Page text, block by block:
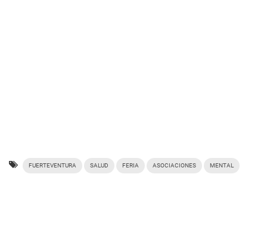
FUERTEVENTURA SALUD FERIA ASOCIACIONES MENTAL